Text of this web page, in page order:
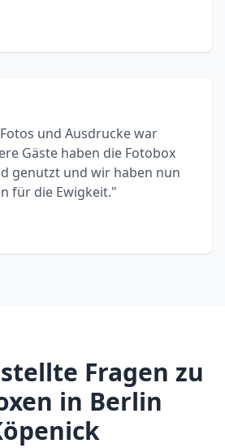
und Ausdrucke war
Gäste haben die Fotobox
genutzt und wir haben nun
für die Ewigkeit."
Fragen zu
in Berlin